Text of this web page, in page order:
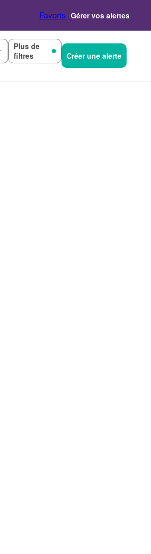
Favoris Gérer vos alertes
Plus de
filtres
Créer une alerte